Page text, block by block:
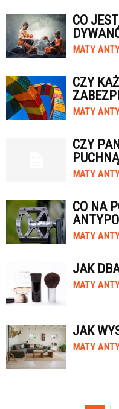
CO
MATY
CZY
MATY
CZY
MATY
CO NA
MATY
JAK
MATY
JAK
MATY